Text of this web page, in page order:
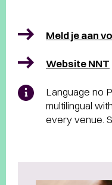
Meld je aan
Website NNT
Language no
multilingual
every venue.